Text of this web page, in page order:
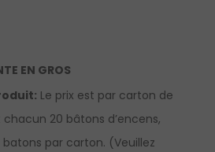
EN GROS
Le prix est par carton de
20 bâtons d’encens,
par carton. (Veuillez